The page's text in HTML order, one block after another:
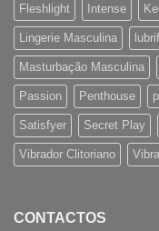
Fleshlight Intense
Lingerie Masculina
Masturbação Masculina
Passion Penthouse
Satisfyer Secret Play
Vibrador Clitoriano
CONTACTOS